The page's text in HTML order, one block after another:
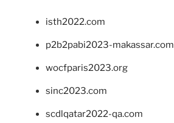
isth2022.com
p2b2pabi2023-makassar.com
wocfparis2023.org
sinc2023.com
scdlqatar2022-qa.com